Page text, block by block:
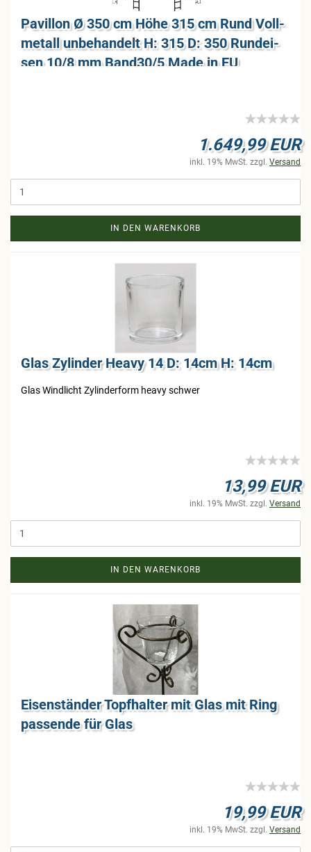
Pa­vil­lon Ø 350 cm Höhe 315 cm Rund Voll­
me­tall un­be­han­delt H: 315 D: 350 Rund­ei­
sen 10/8 mm Band30/5 Made in EU
1.649,99 EUR
inkl. 19% MwSt. zzgl. Versand
IN DEN WARENKORB
Glas Zy­lin­der Heavy 14 D: 14cm H: 14cm
Glas Wind­licht Zy­lin­der­form heavy schwer
13,99 EUR
inkl. 19% MwSt. zzgl. Versand
IN DEN WARENKORB
Ei­sen­stän­der Topf­hal­ter mit Glas mit Ring
pas­sen­de für Glas
19,99 EUR
inkl. 19% MwSt. zzgl. Versand